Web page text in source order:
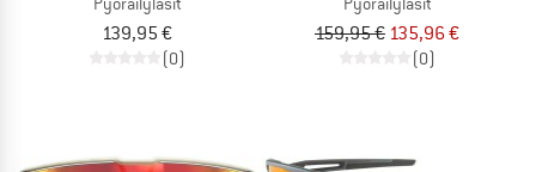
139,95 €
(0)
159,95 € 135,96 €
(0)